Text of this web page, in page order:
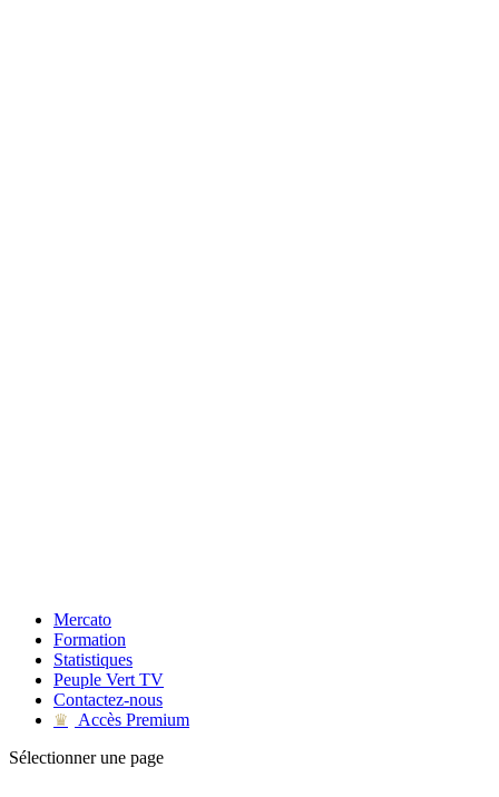
Mercato
Formation
Statistiques
Peuple Vert TV
Contactez-nous
♛
Accès Premium
Sélectionner une page